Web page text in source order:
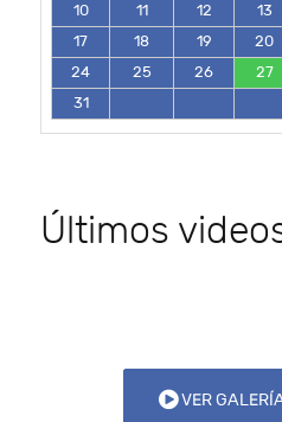
10
11 12 13
17
18 19 20
24
25 26 27
31
Últimos
VER